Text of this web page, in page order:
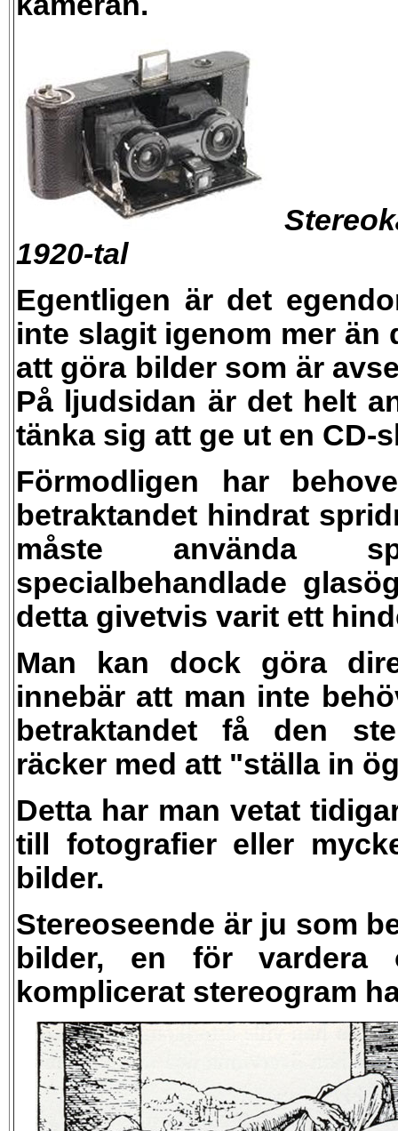
1920-tal
Egentligen är det
inte slagit igenom mer än
att göra bilder som är
På ljudsidan är det helt
tänka sig att ge ut en CD-
Förmodligen har
betraktandet hindrat
måste använda
specialbehandlade
detta givetvis varit ett
Man kan dock göra
innebär att man inte
betraktandet få den
räcker med att "ställa in
Detta har man vetat
till fotografier eller
bilder.
Stereoseende är ju som
bilder, en för
komplicerat stereogram